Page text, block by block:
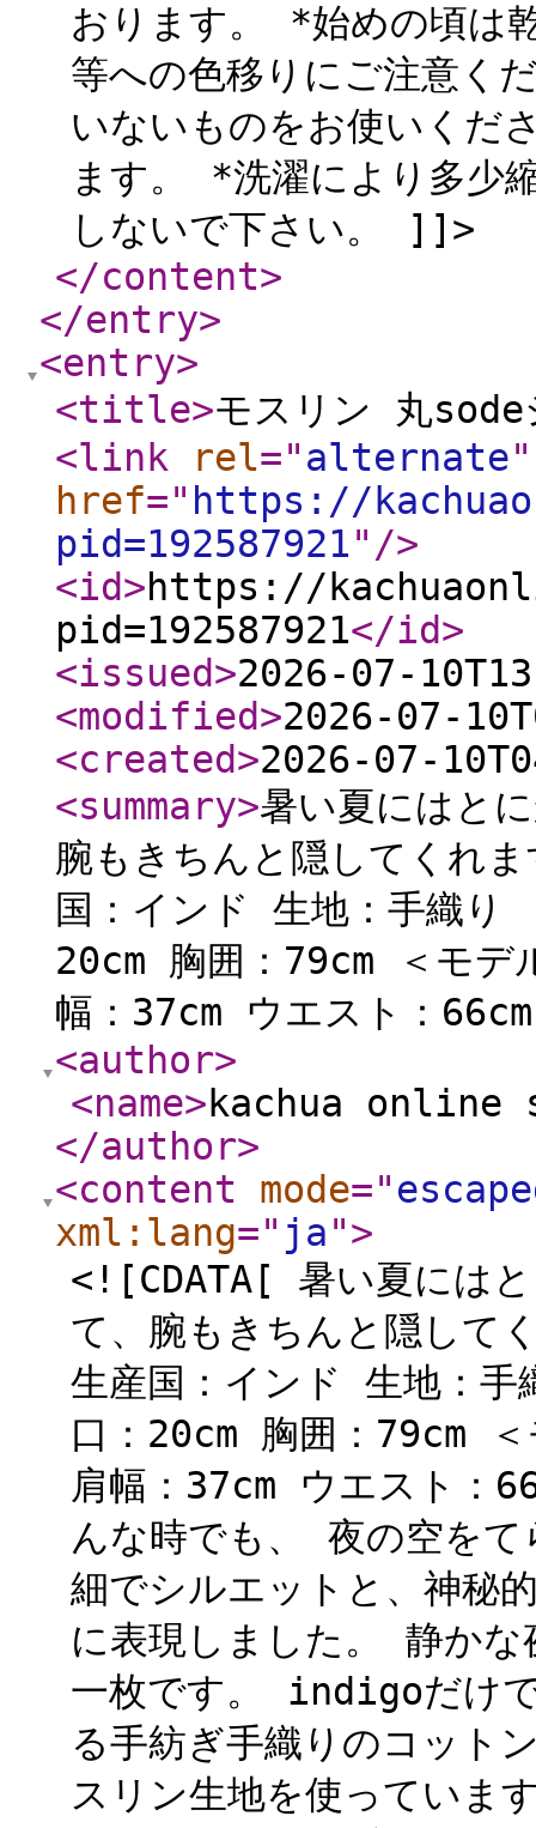
おります。 *始めの頃は
等への色移りにご注意く
いないものをお使いくだ
ます。 *洗濯により多少
しないで下さい。 ]]>
</content>
</entry>
<entry>
<title>モスリン 丸
<link
rel="alternate"
href=" https://
pid=192587921" />
<id>https://
pid=192587921</id>
<issued>2026-07-
<modified>2026-07-
<created>2026-07-
<summary>暑い夏にはと
腕もきちんと隠してくれ
国：インド 生地：手織り
20cm 胸囲：79cm ＜モ
幅：37cm ウエスト：
<author>
<name>kachua online
</author>
<content
mode="
xml:lang=" ja">
<![CDATA[ 暑い夏には
て、腕もきちんと隠して
生産国：インド 生地：
口：20cm 胸囲：79cm
肩幅：37cm ウエスト
んな時でも、 夜の空を
細でシルエットと、神秘
に表現しました。 静かな
一枚です。 indigoだけ
る手紡ぎ手織りのコット
スリン生地を使っていま